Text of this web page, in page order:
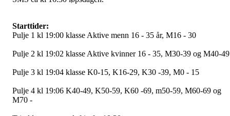
Starttider:
Pulje 1 kl 19:00 klasse Aktive menn 16 - 35 år, M16 - 30
Pulje 2 kl 19:02 klasse Aktive kvinner 16 - 35, M30-39 og M40-49
Pulje 3 kl 19:04 klasse K0-15, K16-29, K30 -39, M0 - 15
Pulje 4 kl 19:06 K40-49, K50-59, K60 -69, m50-59, M60-69 og
M70 -